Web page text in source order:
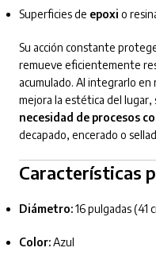
Superficies de epoxi o
Su acción constante
remueve eficientemente
acumulado. Al integrarlo en
mejora la estética del lugar,
necesidad de procesos
decapado, encerado o
Características
Diámetro:16 pulgadas (41
Color:Azul